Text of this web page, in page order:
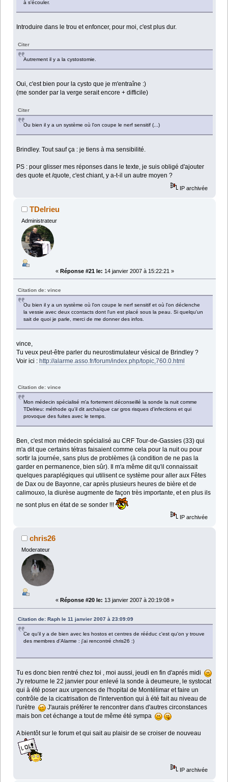
à s'écouler.
Introduire dans le trou et enfoncer, pour moi, c'est plus dur.
Citer
Autrement il y a la cystostomie.
Oui, c'est bien pour la cysto que je m'entraîne :)
(me sonder par la verge serait encore + difficile)
Citer
Ou bien il y a un système où l'on coupe le nerf sensitif (...)
Brindley. Tout sauf ça : je tiens à ma sensibilité.
PS : pour glisser mes réponses dans le texte, je suis obligé d'ajouter
des quote et /quote, c'est chiant, y a-t-il un autre moyen ?
IP archivée
TDelrieu
Administrateur
« Réponse #21 le: 14 janvier 2007 à 15:22:21 »
Citation de: vince
Ou bien il y a un système où l'on coupe le nerf sensitif et où l'on déclenche
la vessie avec deux ccontacts dont l'un est placé sous la peau. Si quelqu'un
sait de quoi je parle, merci de me donner des infos.
vince,
Tu veux peut-être parler du neurostimulateur vésical de Brindley ?
Voir ici :http://alarme.asso.fr/forum/index.php/topic,760.0.html
Citation de: vince
Mon médecin spécialisé m'a fortement déconseillé la sonde la nuit comme
TDelrieu: méthode qu'il dit archaïque car gros risques d'infections et qui
provoque des fuites avec le temps.
Ben, c'est mon médecin spécialisé au CRF Tour-de-Gassies (33) qui
m'a dit que certains tétras faisaient comme cela pour la nuit ou pour
sortir la journée, sans plus de problèmes (à condition de ne pas la
garder en permanence, bien sûr). Il m'a même dit qu'il connaissait
quelques paraplégiques qui utilisent ce système pour aller aux Fêtes
de Dax ou de Bayonne, car après plusieurs heures de bière et de
calimouxo, la diurèse augmente de façon très importante, et en plus ils
ne sont plus en état de se sonder !!!
IP archivée
chris26
Moderateur
« Réponse #20 le: 13 janvier 2007 à 20:19:08 »
Citation de: Raph le 11 janvier 2007 à 23:09:09
Ce qu'il y a de bien avec les hostos et centres de rééduc c'est qu'on y trouve
des membres d'Alarme : j'ai rencontré chris26 :)
Tu es donc bien rentré chez toi , moi aussi, jeudi en fin d'aprés midi
J'y retourne le 22 janvier pour enlevé la sonde à deumeure, le systocat
qui à été poser aux urgences de l'hopital de Montélimar et faire un
contrôle de la cicatrisation de l'intervention qui à été fait au niveau de
l'urètre
J'aurais préférer te rencontrer dans d'autres circonstances
mais bon cet échange a tout de même été sympa
A bientôt sur le forum et qui sait au plaisir de se croiser de nouveau
IP archivée